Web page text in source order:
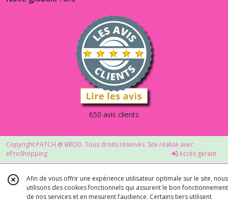
650 avis clients
Copyright PATCH @ BROD. Tous droits réservés. Site réalisé avec
eProShopping
Accès gérant
Afin de vous offrir une expérience utilisateur optimale sur le site, nous
utilisons des cookies fonctionnels qui assurent le bon fonctionnement
de nos services et en mesurent l’audience. Certains tiers utilisent